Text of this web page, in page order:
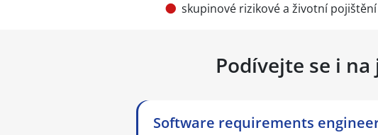
skupinové rizikové a životní pojištění
Podívejte se i
Software requirements